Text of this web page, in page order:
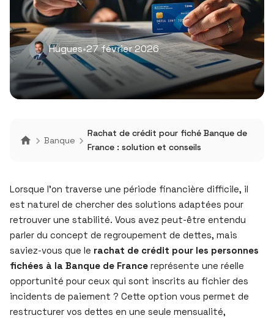
Hugues•27 février 2026
Banque
Rachat de crédit pour fiché Banque de
France : solution et conseils
Lorsque l’on traverse une période financière difficile, il
est naturel de chercher des solutions adaptées pour
retrouver une stabilité. Vous avez peut-être entendu
parler du concept de regroupement de dettes, mais
saviez-vous que le rachat de crédit pour les personnes
fichées à la Banque de France représente une réelle
opportunité pour ceux qui sont inscrits au fichier des
incidents de paiement ? Cette option vous permet de
restructurer vos dettes en une seule mensualité,